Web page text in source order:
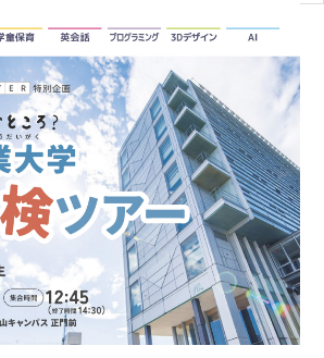
英会話（中学生）